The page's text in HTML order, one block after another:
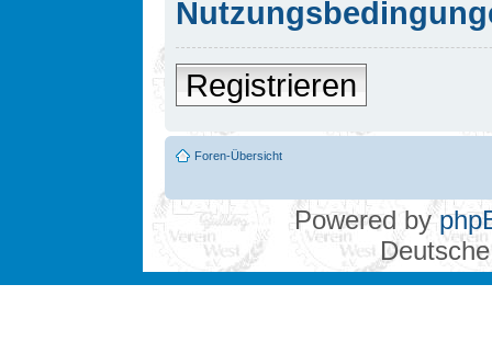
Registrieren
Foren-Übersicht
Powered by